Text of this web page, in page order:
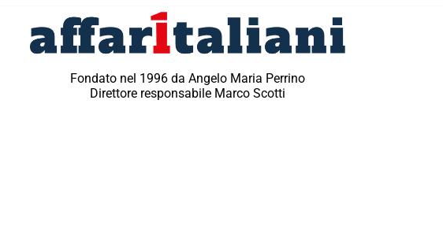
Fondato nel 1996 da Angelo Maria Perrino
Direttore responsabile Marco Scotti